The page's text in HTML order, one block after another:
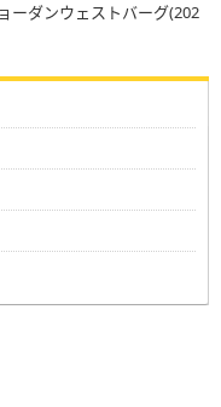
ーダンウェストバーグ(202